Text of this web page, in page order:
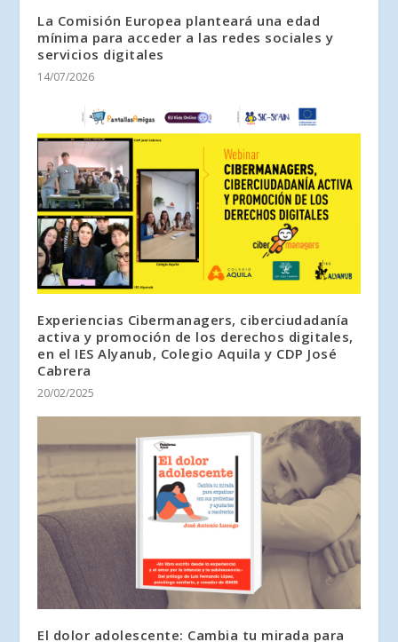
La Comisión Europea planteará una edad
mínima para acceder a las redes sociales y
servicios digitales
14/07/2026
Experiencias Cibermanagers, ciberciudadanía
activa y promoción de los derechos digitales,
en el IES Alyanub, Colegio Aquila y CDP José
Cabrera
20/02/2025
El dolor adolescente: Cambia tu mirada para